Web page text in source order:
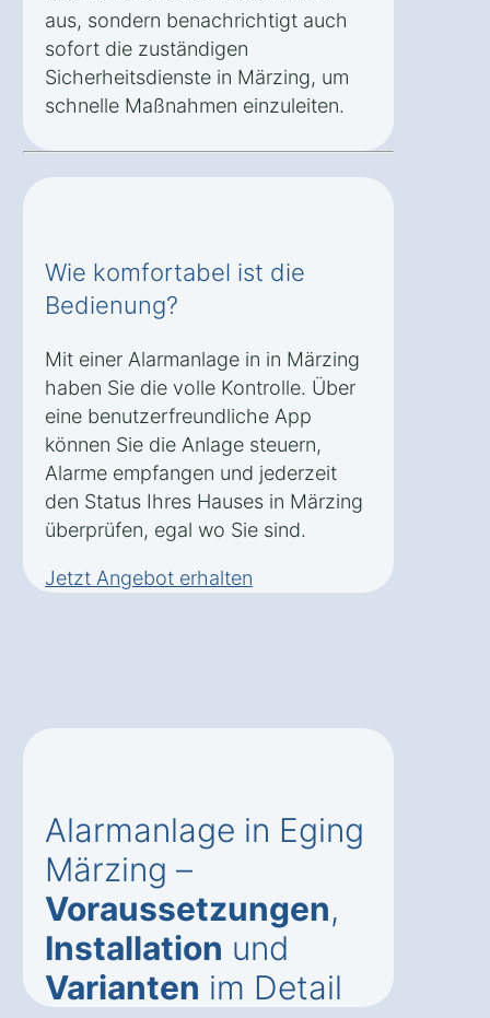
aus, sondern benachrichtigt auch
sofort die zuständigen
Sicherheitsdienste in Märzing, um
schnelle Maßnahmen einzuleiten.
Wie komfortabel ist die
Bedienung?
Mit einer Alarmanlage in in Märzing
haben Sie die volle Kontrolle. Über
eine benutzerfreundliche App
können Sie die Anlage steuern,
Alarme empfangen und jederzeit
den Status Ihres Hauses in Märzing
überprüfen, egal wo Sie sind.
Jetzt Angebot erhalten
Alarmanlage in Eging
Märzing –
Voraussetzungen,
Installation und
Varianten im Detail